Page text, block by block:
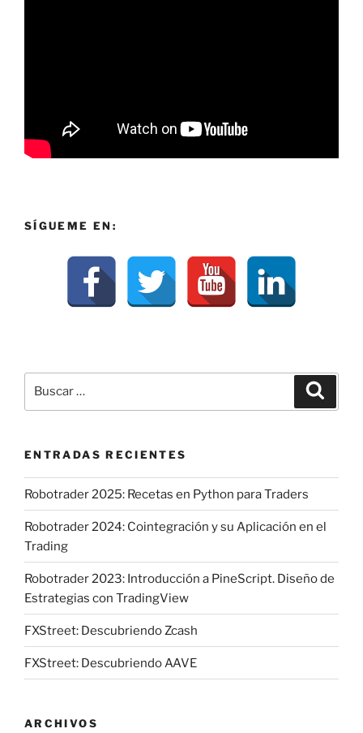
SÍGUEME EN:
por:
ENTRADAS RECIENTES
Robotrader 2025: Recetas en Python para Traders
Robotrader 2024: Cointegración y su Aplicación en el
Trading
Robotrader 2023: Introducción a PineScript. Diseño de
Estrategias con TradingView
FXStreet: Descubriendo Zcash
FXStreet: Descubriendo AAVE
ARCHIVOS